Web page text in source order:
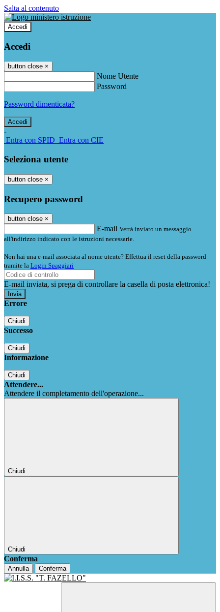
Salta al contenuto
Accedi
Accedi
button close ×
Nome Utente
Password
Password dimenticata?
-
Entra con SPID Entra con CIE
Seleziona utente
button close ×
Recupero password
button close ×
E-mail Verrà inviato un messaggio
all'indirizzo indicato con le istruzioni necessarie.
Non hai una e-mail associata al nome utente? Effettua il reset della password
tramite la Login Spaggiari
E-mail inviata, si prega di controllare la casella di posta elettronica!
Errore
Chiudi
Successo
Chiudi
Informazione
Chiudi
Attendere...
Attendere il completamento dell'operazione...
Chiudi
Chiudi
Conferma
Annulla Conferma